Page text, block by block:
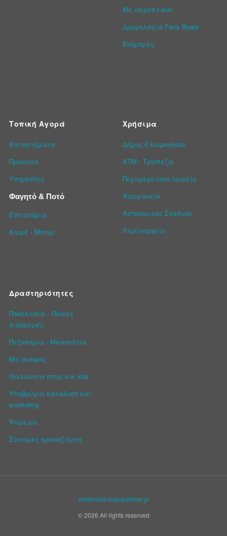
Με αεροπλάνο
Δρομολόγια Ferry Boats
Εκδρομές
Τοπική Αγορά
Καταστήματα
Προϊόντα
Υπηρεσίες
Φαγητό & Ποτό
Εστιατόρια
Καφέ - Μπαρ
Χρήσιμα
Δήμος Ελαφονήσου
ΑΤΜ - Τράπεζα
Περιφερειακό Ιατρείο
Φαρμακείο
Αστυνομικός Σταθμός
Λιμεναρχείο
Δραστηριότητες
Ποδηλασία - Οδικές
διαδρομές
Πεζοπορία - Μονοπάτια
Με σκάφος
Θαλάσσια σπορ και kite
Υποβρύχια κατάδυση και
snorkeling
Ψάρεμα
Σύντομες κρουαζιέρες
elafonisos.inspacetime.gr
© 2026 All rights reserved